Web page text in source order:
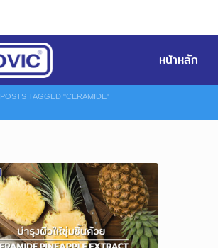
หน้าหลัก
POSTS TAGGED "CERAMIDE"